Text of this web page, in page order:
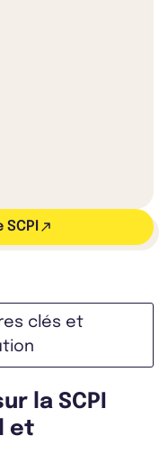
clés et
la SCPI
et